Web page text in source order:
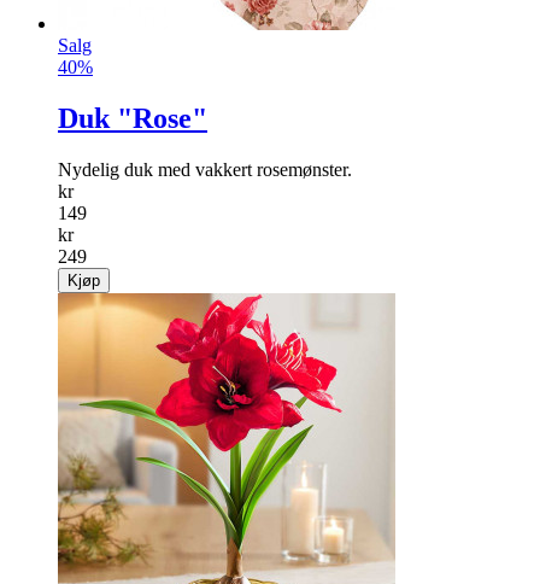
Salg
40%
Duk "Rose"
Nydelig duk med vakkert rosemønster.
kr
149
kr
249
Kjøp